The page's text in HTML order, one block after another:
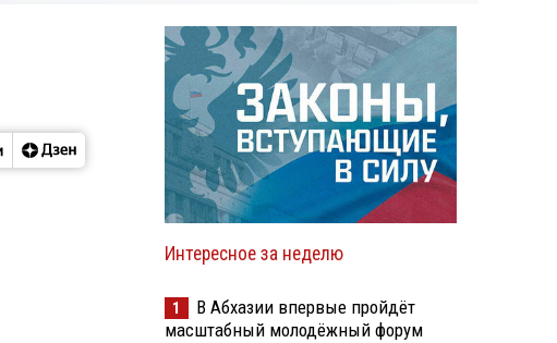
Интересное за неделю
1
В Абхазии впервые пройдёт
масштабный молодёжный форум